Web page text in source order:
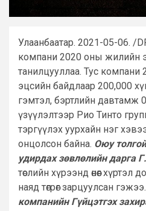
Улаанбаатар. 2021-05-06. /
компани 2020 оны жилийн
танилцууллаа. Тус
эцсийн байдлаар 200,000
гэмтэл, бэртлийн давтамж
үзүүлэлтээр Рио Тинто
тэргүүлэх уурхайн нэг
онцолсон байна. Оюу
удирдах зөвлөлийн дарга
төслийн хүрээнд өнөөг
наяд төгрөг зарцуулсан
компанийн Гүйцэтгэх